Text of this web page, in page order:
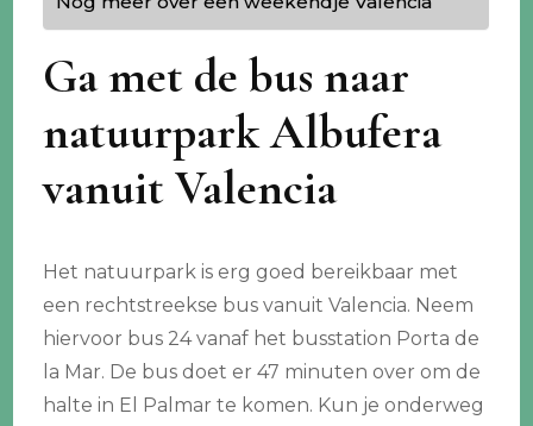
Ga met de bus naar
natuurpark Albufera
vanuit Valencia
Het natuurpark is erg goed bereikbaar met
een rechtstreekse bus vanuit Valencia. Neem
hiervoor bus 24 vanaf het busstation Porta de
la Mar. De bus doet er 47 minuten over om de
halte in El Palmar te komen. Kun je onderweg